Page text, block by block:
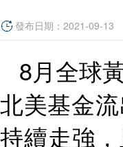
發布日期：2021-09-13
8月全球
北美基金
持續走強